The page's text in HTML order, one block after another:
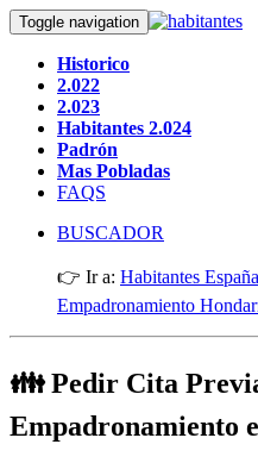
Toggle navigation
Historico
2.022
2.023
Habitantes 2.024
Padrón
Mas Pobladas
FAQS
BUSCADOR
👉 Ir a: Habitantes España
Empadronamiento
👪 Pedir Cita
Empadronamiento